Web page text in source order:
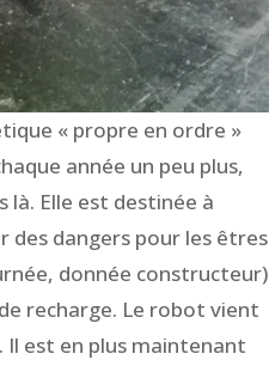
« propre en ordre »
année un peu plus,
Elle est destinée à
des dangers pour les êtres
donnée constructeur)
recharge. Le robot vient
est en plus maintenant